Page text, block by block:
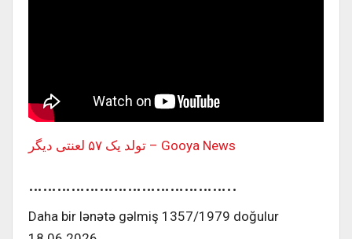
تولد یک ۵۷ لعنتی دیگر – Gooya News
……………………………………..
Daha bir lənətə gəlmiş 1357/1979 doğulur